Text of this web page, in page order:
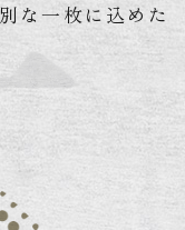
な一枚に込めた